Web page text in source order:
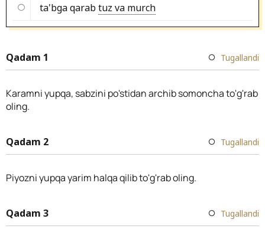
ta'bga qarabtuz va murch
Qadam 1 Tugallandi
Karamni yupqa, sabzini po'stidan archib somoncha to'g'rab
oling.
Qadam 2 Tugallandi
Piyozni yupqa yarim halqa qilib to'g'rab oling.
Qadam 3 Tugallandi